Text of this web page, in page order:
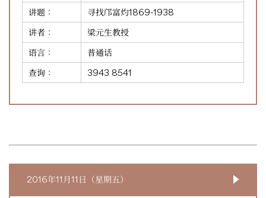
讲题：
寻找邝富灼1869-1938
讲者：
梁元生教授
语言：
普通话
查询：
3943 8541
2016年11月11日（星期五）